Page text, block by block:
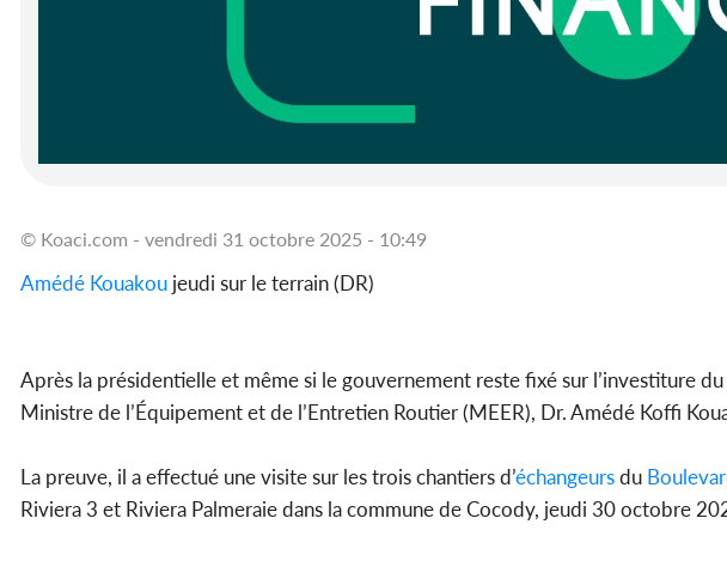
© Koaci.com - vendredi 31 octobre 2025 - 10:49
Amédé Kouakou jeudi sur le terrain (DR)
Après la présidentielle et même si le gouvernement reste fixé sur l’investiture
Ministre de l’Équipement et de l’Entretien Routier (MEER), Dr. Amédé Koffi
La preuve, il a effectué une visite sur les trois chantiers d’échangeursdu
Riviera 3 et Riviera Palmeraie dans la commune de Cocody, jeudi 30 octobre